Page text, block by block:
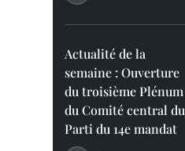
Actualité de la
semaine : Ouverture
du troisième Plénum
du Comité central du
Parti du 14e mandat